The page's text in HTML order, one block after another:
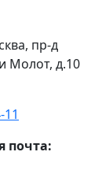
пр-д
Молот, д.10
почта: